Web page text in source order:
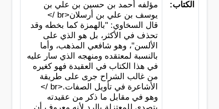
الكتاب:
مؤلفه أحمد بن حسين بن علي بن
يوسف بن علي بن أرسلان<br />
قال السخاوي: "بالهمزة كما بخطه وقد
تحذف في الأكثر، بل هو الذي على
الألسن"، وهو شافعي المذهب، وأما
بالنسبة لمعتقده ومنهجه الذي سار عليه
في هذا الكتاب في العقيدة فهو كغيره
من غالب الشراح جرى على طريقة
الأشاعرة في تأويل الصفات.<br />
وهو في مقابل ما ذكر من عقيدته